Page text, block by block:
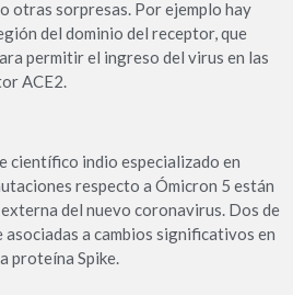
otras sorpresas. Por ejemplo hay
del dominio del receptor, que
permitir el ingreso del virus en las
ACE2.
científico indio especializado en
respecto a Ómicron 5 están
del nuevo coronavirus. Dos de
a cambios significativos en
proteína Spike.